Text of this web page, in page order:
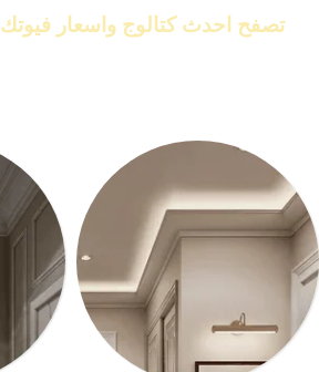
تصفح احدث كتالوج واسعار فيوتك IDM لعام 2026